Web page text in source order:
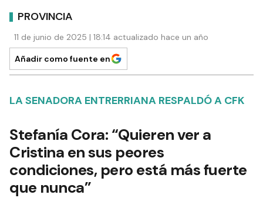
PROVINCIA
11 de junio de 2025 | 18:14 actualizado hace un año
Añadir como fuente en
LA SENADORA ENTRERRIANA RESPALDÓ A CFK
Stefanía Cora: “Quieren ver a
Cristina en sus peores
condiciones, pero está más fuerte
que nunca”